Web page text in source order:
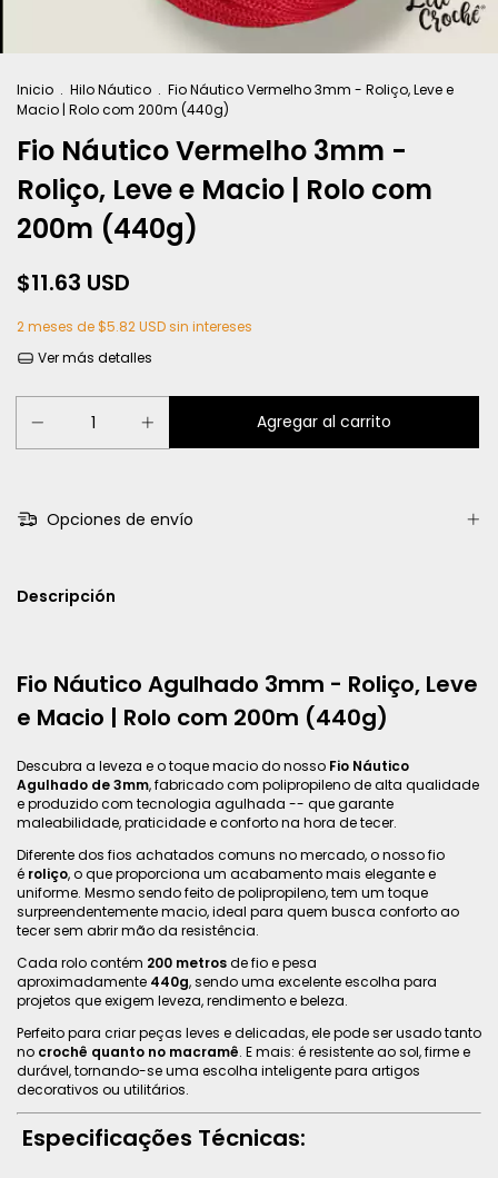
Inicio . Hilo Náutico . Fio Náutico Vermelho 3mm - Roliço, Leve e
Macio | Rolo com 200m (440g)
Fio Náutico Vermelho 3mm -
Roliço, Leve e Macio | Rolo com
200m (440g)
$11.63 USD
2meses de$5.82 USDsin intereses
Ver más detalles
Opciones de envío
Descripción
Fio Náutico Agulhado 3mm - Roliço, Leve
e Macio | Rolo com 200m (440g)
Descubra a leveza e o toque macio do nosso Fio Náutico
Agulhado de 3mm, fabricado com polipropileno de alta qualidade
e produzido com tecnologia agulhada -- que garante
maleabilidade, praticidade e conforto na hora de tecer.
Diferente dos fios achatados comuns no mercado, o nosso fio
é roliço, o que proporciona um acabamento mais elegante e
uniforme. Mesmo sendo feito de polipropileno, tem um toque
surpreendentemente macio, ideal para quem busca conforto ao
tecer sem abrir mão da resistência.
Cada rolo contém 200 metrosde fio e pesa
aproximadamente 440g, sendo uma excelente escolha para
projetos que exigem leveza, rendimento e beleza.
Perfeito para criar peças leves e delicadas, ele pode ser usado tanto
no crochê quanto no macramê. E mais: é resistente ao sol, firme e
durável, tornando-se uma escolha inteligente para artigos
decorativos ou utilitários.
Especificações Técnicas: